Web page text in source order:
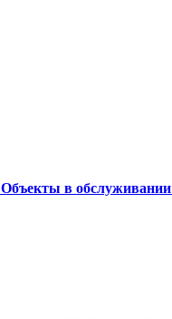
Объекты в обслуживании